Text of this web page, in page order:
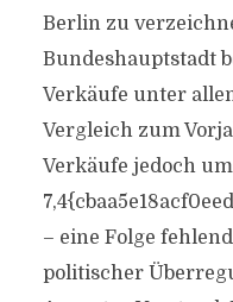
Berlin zu
Bundeshauptstadt
Verkäufe unter
Vergleich zum
Verkäufe jedoch um
– eine Folge
politischer